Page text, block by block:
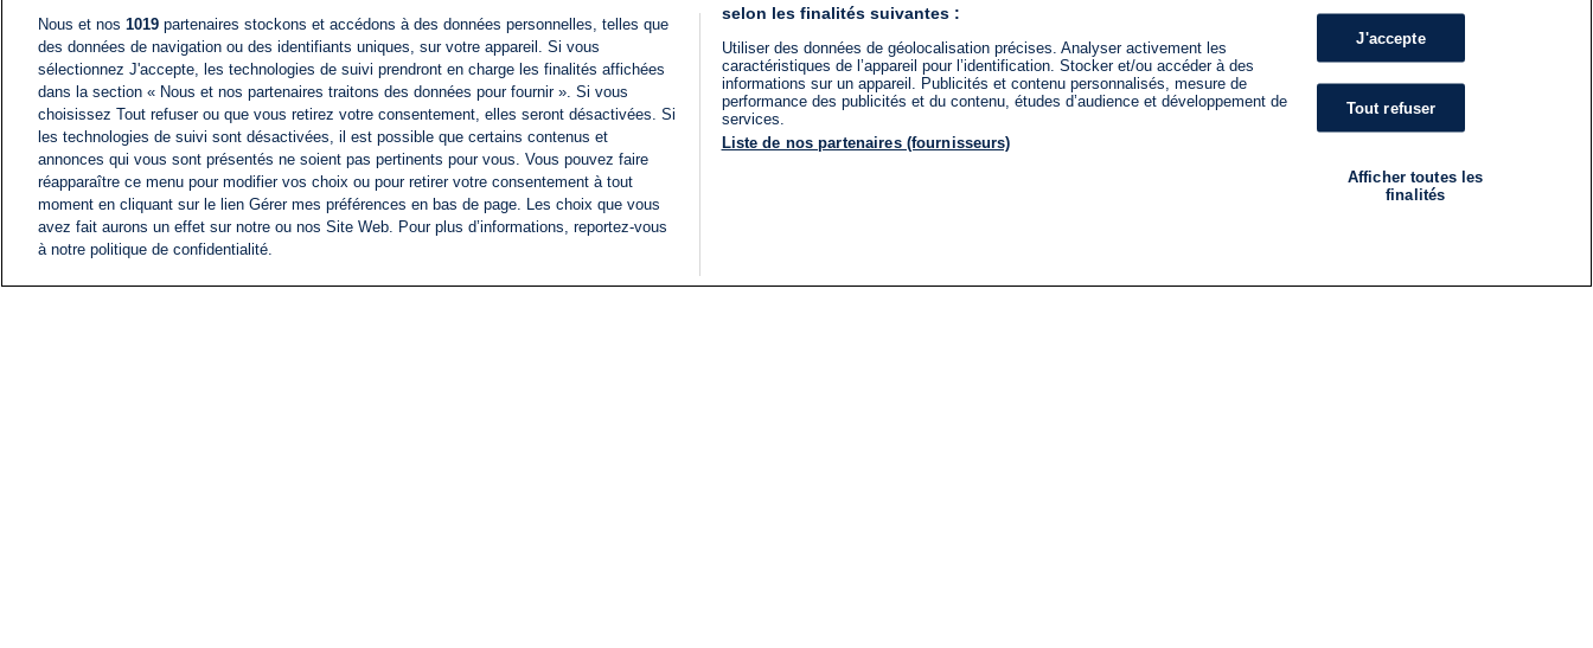
Nous et nos 1019 partenaires stockons et accédons à des données personnelles, telles que
des données de navigation ou des identifiants uniques, sur votre appareil. Si vous
sélectionnez J'accepte, les technologies de suivi prendront en charge les finalités affichées
dans la section « Nous et nos partenaires traitons des données pour fournir ». Si vous
choisissez Tout refuser ou que vous retirez votre consentement, elles seront désactivées. Si
les technologies de suivi sont désactivées, il est possible que certains contenus et
annonces qui vous sont présentés ne soient pas pertinents pour vous. Vous pouvez faire
réapparaître ce menu pour modifier vos choix ou pour retirer votre consentement à tout
moment en cliquant sur le lien Gérer mes préférences en bas de page. Les choix que vous
avez fait aurons un effet sur notre ou nos Site Web. Pour plus d’informations, reportez-vous
à notre politique de confidentialité.
selon les finalités suivantes :
Utiliser des données de géolocalisation précises. Analyser activement les
caractéristiques de l’appareil pour l’identification. Stocker et/ou accéder à des
informations sur un appareil. Publicités et contenu personnalisés, mesure de
performance des publicités et du contenu, études d’audience et développement de
services.
Liste de nos partenaires (fournisseurs)
J'accepte
Tout refuser
Afficher toutes les
finalités